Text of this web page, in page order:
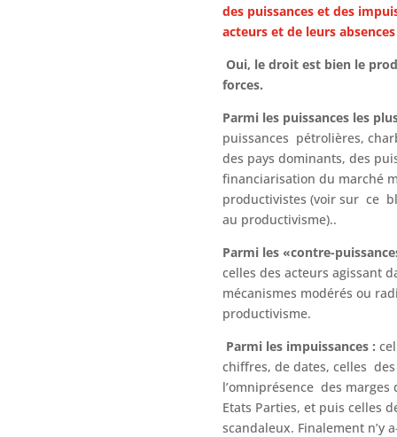
des puissances et des
acteurs et de leurs
Oui, le droit est bien le
forces.
Parmi les puissances les
puissances pétrolières,
des pays dominants, des
financiarisation du marché
productivistes (voir sur ce
au productivisme)..
Parmi les «contre-
celles des acteurs agissant
mécanismes modérés ou
productivisme.
Parmi les impuissances :
chiffres, de dates, celles
l’omniprésence des
Etats Parties, et puis celles
scandaleux. Finalement n’y